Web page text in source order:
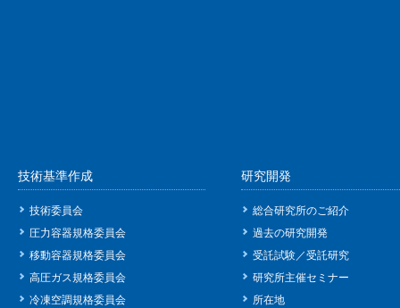
技術基準作成
技術委員会
圧力容器規格委員会
移動容器規格委員会
高圧ガス規格委員会
冷凍空調規格委員会
研究開発
総合研究所のご紹介
過去の研究開発
受託試験／受託研究
研究所主催セミナー
所在地